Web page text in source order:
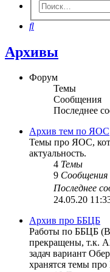
Поиск
Архивы
Форум
Темы
Сообщения
Последнее
Архив тем по ЯОС
Темы про ЯОС,
актуальность.
4 Темы
9 Сообщения
Последнее
24.05.20
Архив про ББЦБ
Работы по ББЦБ
прекращены, т.к.
задач вариант
хранятся темы